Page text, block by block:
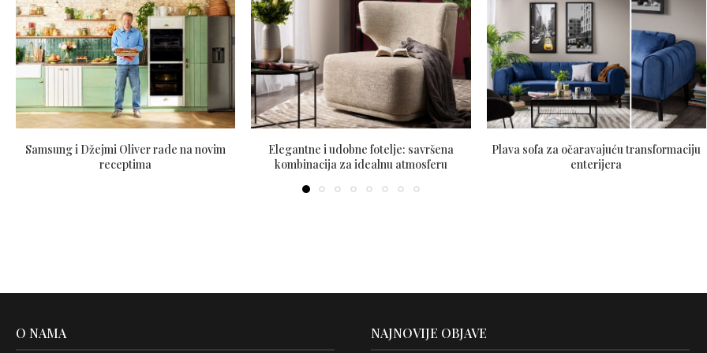
Samsung i Džejmi Oliver rade na novim
receptima
Elegantne i udobne fotelje: savršena
kombinacija za idealnu atmosferu
Plava sofa za očaravajuću transformaciju
enterijera
O NAMA NAJNOVIJE OBJAVE